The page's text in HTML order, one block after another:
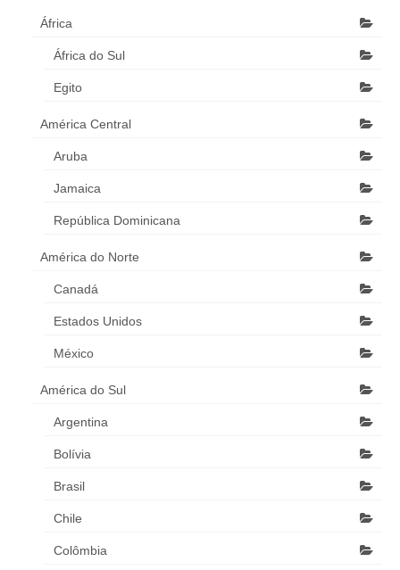
África
África do Sul
Egito
América Central
Aruba
Jamaica
República Dominicana
América do Norte
Canadá
Estados Unidos
México
América do Sul
Argentina
Bolívia
Brasil
Chile
Colômbia